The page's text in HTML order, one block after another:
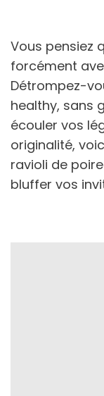
Vous pensiez
forcément
Détrompez-
healthy, sans
écouler vos
originalité,
ravioli de
bluffer vos